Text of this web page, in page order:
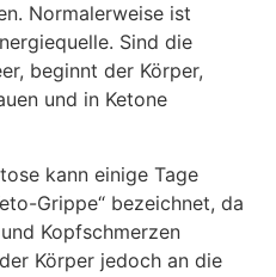
Normalerweise ist
Sind die
beginnt der Körper,
und in Ketone
kann einige Tage
Grippe“ bezeichnet, da
Kopfschmerzen
Körper jedoch an die